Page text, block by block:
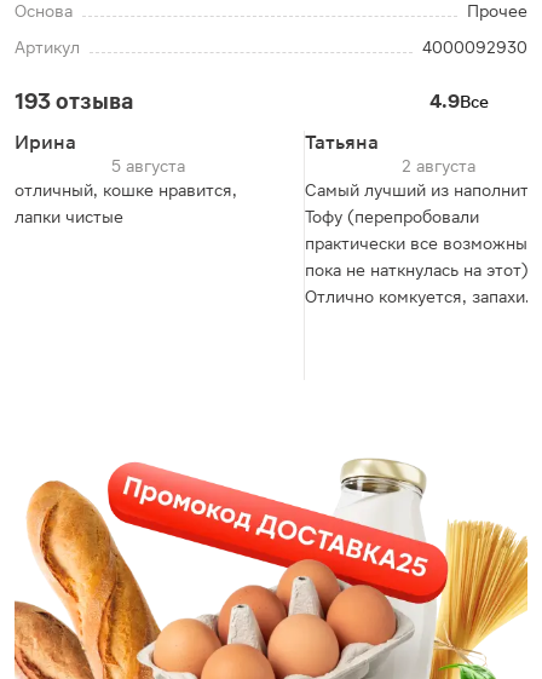
Основа
Прочее
Артикул
4000092930
193 отзыва 4.9Все
Ирина
5 августа
отличный, кошке нравится,
лапки чистые
Татьяна
2 августа
Самый лучший из
Тофу (перепробовали
практически все возможные,
пока не наткнулась на этот).
Отлично комкуется, запахи